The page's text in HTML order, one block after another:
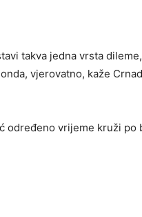
takva jedna vrsta
vjerovatno, kaže
određeno vrijeme kruži po